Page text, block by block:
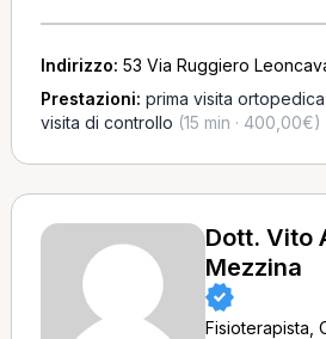
Indirizzo: 53 Via Ruggiero
Prestazioni: prima visita ortopedica
visita di controllo (15 min · 400,00€)
Dott. Vito
Mezzina
Fisioterapista,